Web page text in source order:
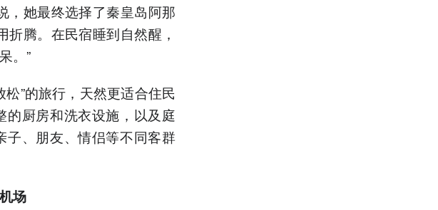
，她最终选择了秦皇岛阿那
折腾。在民宿睡到自然醒，
。”
”的旅行，天然更适合住民
厨房和洗衣设施，以及庭
子、朋友、情侣等不同客群
机场